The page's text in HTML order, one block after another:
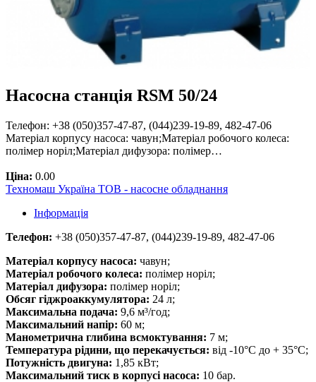
Насосна станція RSM 50/24
Телефон: +38 (050)357-47-87, (044)239-19-89, 482-47-06
Матеріал корпусу насоса: чавун;Матеріал робочого колеса:
полімер норіл;Матеріал дифузора: полімер…
Ціна: 0.00
Техномаш Україна ТОВ - насосне обладнання
Інформація
Телефон: +38 (050)357-47-87, (044)239-19-89, 482-47-06
Матеріал корпусу насоса: чавун;
Матеріал робочого колеса: полімер норіл;
Матеріал дифузора: полімер норіл;
Обсяг гіджроаккумулятора: 24 л;
Максимальна подача: 9,6 м³/год;
Максимальний напір: 60 м;
Манометрична глибина всмоктування: 7 м;
Температура рідини, що перекачується: від -10°С до + 35°С;
Потужність двигуна: 1,85 кВт;
Максимальний тиск в корпусі насоса: 10 бар.